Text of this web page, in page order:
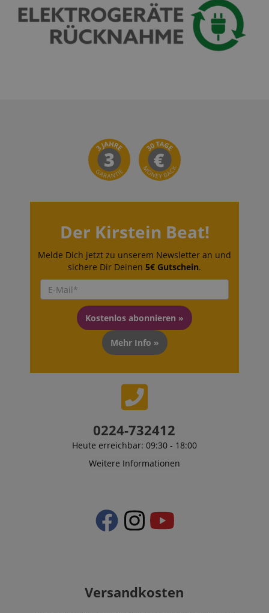
Der Kirstein Beat!
Melde Dich jetzt zu unserem Newsletter an und
sichere Dir Deinen 5€ Gutschein.
Kostenlos abonnieren »
Mehr Info »
0224-732412
Heute erreichbar: 09:30 - 18:00
Weitere Informationen
Versandkosten